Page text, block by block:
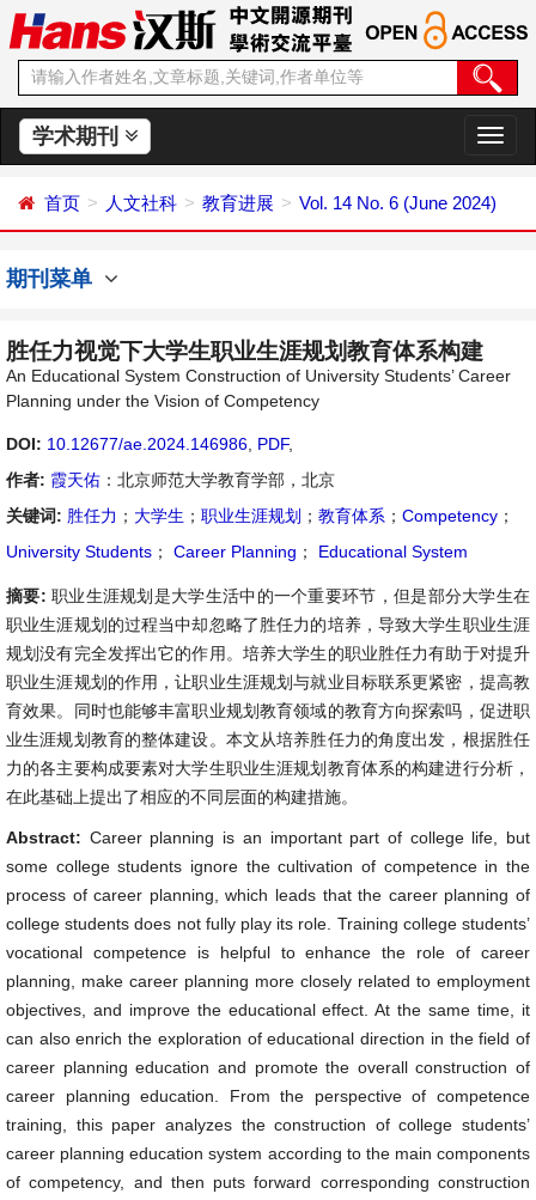
学术期刊
切
换
航
首页 人文社科 教育进展 Vol. 14 No. 6 (June 2024)
期刊菜单
胜任力视觉下大学生职业生涯规划教育体系构建
An Educational System Construction of University Students’ Career
Planning under the Vision of Competency
DOI: 10.12677/ae.2024.146986 PDF,
作者: 霞天佑 ：北京师范大学教育学部，北京
关键词: 胜任力 ； 大学生 ； 职业生涯规划 ； 教育体系 ； Competency ；
University Students ； Career Planning ； Educational System
摘要: 职业生涯规划是大学生活中的一个重要环节，但是部分大学生在
职业生涯规划的过程当中却忽略了胜任力的培养，导致大学生职业生涯
规划没有完全发挥出它的作用。培养大学生的职业胜任力有助于对提升
职业生涯规划的作用，让职业生涯规划与就业目标联系更紧密，提高教
育效果。同时也能够丰富职业规划教育领域的教育方向探索吗，促进职
业生涯规划教育的整体建设。本文从培养胜任力的角度出发，根据胜任
力的各主要构成要素对大学生职业生涯规划教育体系的构建进行分析，
在此基础上提出了相应的不同层面的构建措施。
Abstract: Career planning is an important part of college life, but
some college students ignore the cultivation of competence in the
process of career planning, which leads that the career planning of
college students does not fully play its role. Training college students’
vocational competence is helpful to enhance the role of career
planning, make career planning more closely related to employment
objectives, and improve the educational effect. At the same time, it
can also enrich the exploration of educational direction in the field of
career planning education and promote the overall construction of
career planning education. From the perspective of competence
training, this paper analyzes the construction of college students’
career planning education system according to the main components
of competency, and then puts forward corresponding construction